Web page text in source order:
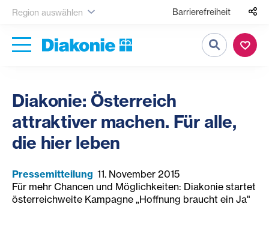
Region auswählen Barrierefreiheit
Suche
Diakonie: Österreich
attraktiver machen. Für alle,
die hier leben
Pressemitteilung 11. November 2015
Für mehr Chancen und Möglichkeiten: Diakonie startet
österreichweite Kampagne „Hoffnung braucht ein Ja"